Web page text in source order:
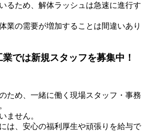
るため、解体ラッシュは急速に進行す
業の需要が増加することは間違いあり
業では新規スタッフを募集中！
ため、一緒に働く現場スタッフ・事務
ません。
は、安心の福利厚生や頑張りを給与で